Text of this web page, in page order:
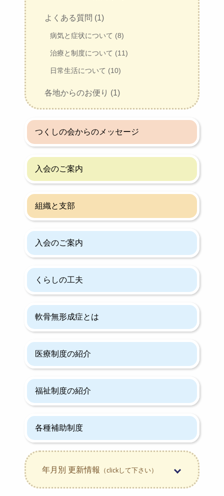
よくある質問 (1)
病気と症状について (8)
治療と制度について (11)
日常生活について (10)
各地からのお便り (1)
つくしの会からのメッセージ
入会のご案内
組織と支部
入会のご案内
くらしの工夫
軟骨無形成症とは
医療制度の紹介
福祉制度の紹介
各種補助制度
年月別 更新情報 （clickして下さい）